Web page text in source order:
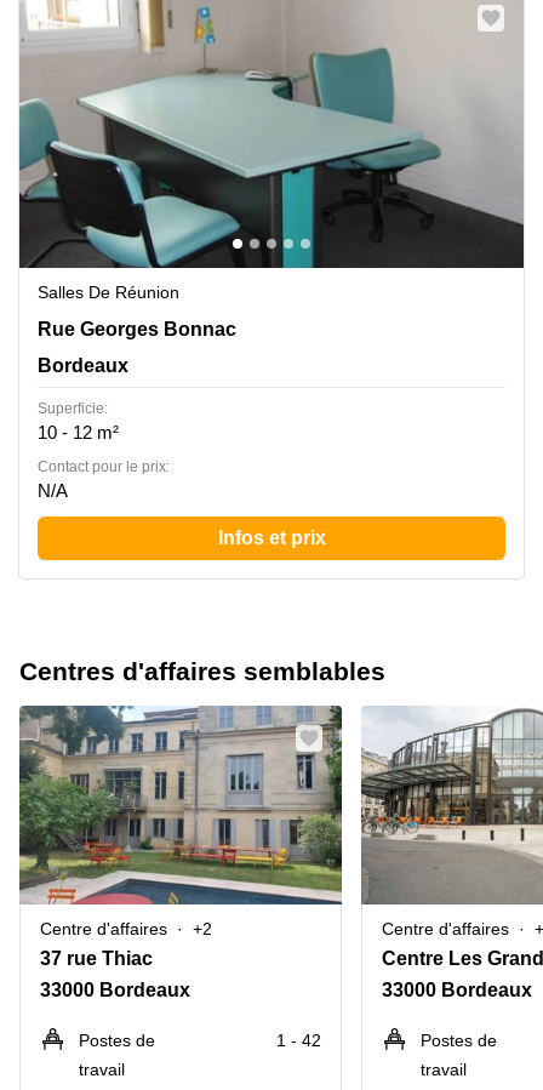
Salles De Réunion
335 Rue Georges Bonnac, Bordeaux
Rue Georges Bonnac
Bordeaux
Superficie:
10 - 12 m²
Contact pour le prix:
N/A
Infos et prix
Centres d'affaires semblables
Centre d'affaires +2
37 rue Thiac
33000 Bordeaux
Postes de
travail
1 - 42
Centre d'affaires
33000 Bordeaux
Postes de
travail